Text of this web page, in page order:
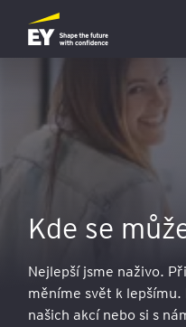
Přejít na hlavní obsah
Kde se
Nejlepší jsme naživo.
měníme svět k
našich akcí nebo si s